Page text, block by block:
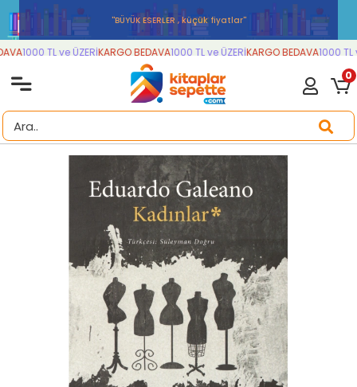
''BÜYÜK ESERLER , küçük fiyatlar''
1000 TL ve ÜZERİKARGO BEDAVA1000 TL ve ÜZERİKARGO BEDAVA1000 TL
0